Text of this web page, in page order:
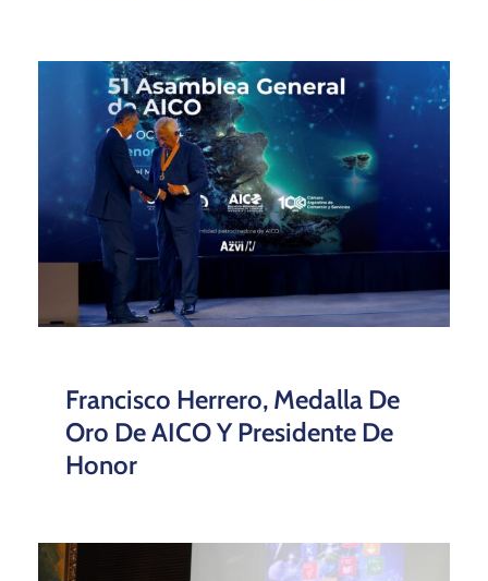
Francisco Herrero, Medalla De
Oro De AICO Y Presidente De
Honor